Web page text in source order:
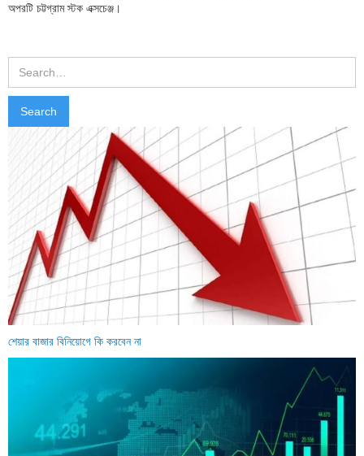
অপরটি চট্টগ্রাম স্টক এক্সচেঞ্জ।
শেয়ার বাজার বিনিয়োগে কি করবেন না